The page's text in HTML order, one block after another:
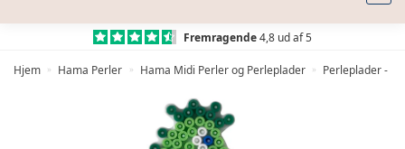
Fremragende4,8 ud af 5
Hjem » Hama Perler » Hama Midi Perler og Perleplader » Perleplader -